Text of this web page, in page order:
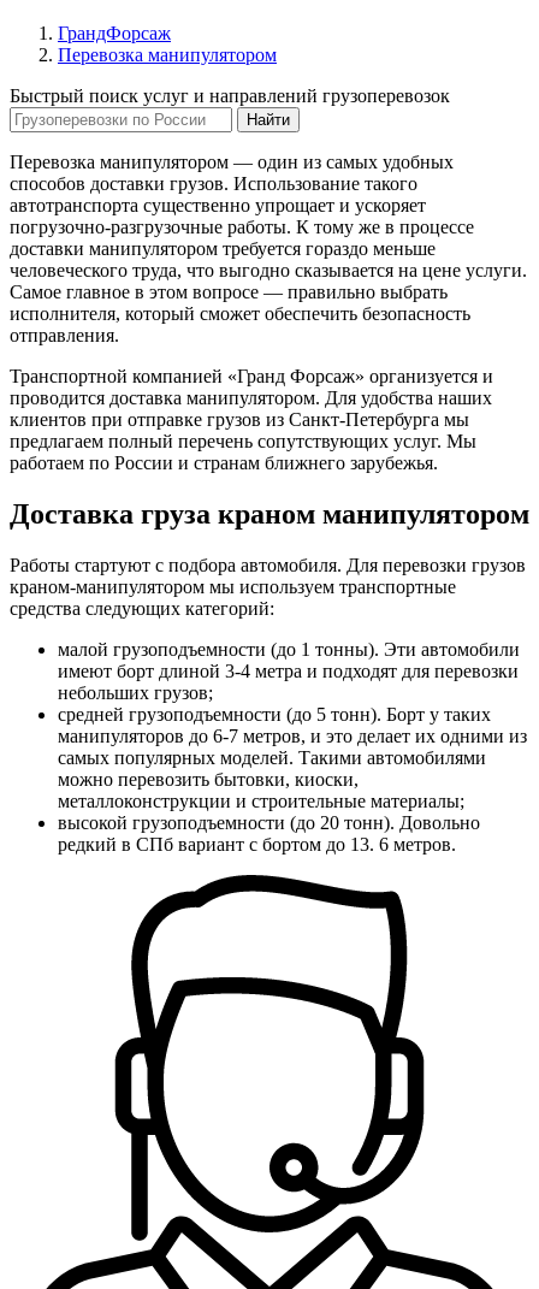
ГрандФорсаж
Перевозка манипулятором
Быстрый поиск услуг и направлений грузоперевозок
Найти
Перевозка манипулятором — один из самых удобных
способов доставки грузов. Использование такого
автотранспорта существенно упрощает и ускоряет
погрузочно-разгрузочные работы. К тому же в процессе
доставки манипулятором требуется гораздо меньше
человеческого труда, что выгодно сказывается на цене услуги.
Самое главное в этом вопросе — правильно выбрать
исполнителя, который сможет обеспечить безопасность
отправления.
Транспортной компанией «Гранд Форсаж» организуется и
проводится доставка манипулятором. Для удобства наших
клиентов при отправке грузов из Санкт-Петербурга мы
предлагаем полный перечень сопутствующих услуг. Мы
работаем по России и странам ближнего зарубежья.
Доставка груза краном манипулятором
Работы стартуют с подбора автомобиля. Для перевозки грузов
краном-манипулятором мы используем транспортные
средства следующих категорий:
малой грузоподъемности (до 1 тонны). Эти автомобили
имеют борт длиной 3-4 метра и подходят для перевозки
небольших грузов;
средней грузоподъемности (до 5 тонн). Борт у таких
манипуляторов до 6-7 метров, и это делает их одними из
самых популярных моделей. Такими автомобилями
можно перевозить бытовки, киоски,
металлоконструкции и строительные материалы;
высокой грузоподъемности (до 20 тонн). Довольно
редкий в СПб вариант с бортом до 13. 6 метров.